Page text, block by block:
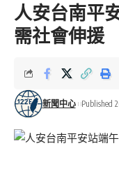
人安台南平
需社會伸援
新聞中心 Published